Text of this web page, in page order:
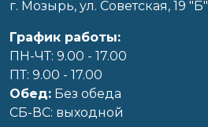
г. Мозырь, ул. Советская, 19 "Б"
График работы:
ПН-ЧТ: 9.00 - 17.00
ПТ: 9.00 - 17.00
Обед: Без обеда
CБ-ВС: выходной